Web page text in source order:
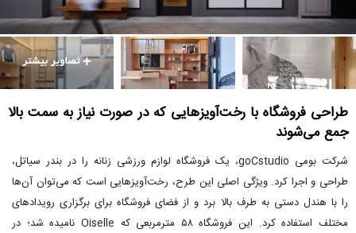
طراحی فروشگاه با رخت‌آویزهایی که در صورت نیاز به سمت بالا
جمع می‌شوند
شرکت بومی goCstudio، یک فروشگاه لوازم ورزشی زنانه را در بندر سیاتل،
طراحی و اجرا کرد. ویژگی اصلی این طرح، رخت‌آویزهایی است که می‌توان آن‌ها
را با هندل دستی به طرف بالا برد و از فضای فروشگاه برای برگزاری رویدادهای
مختلف استفاده کرد. این فروشگاه ۵۸ مترمربعی که Oiselle نامیده شد؛ در